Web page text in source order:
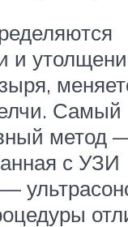
Самый
метод
с УЗИ